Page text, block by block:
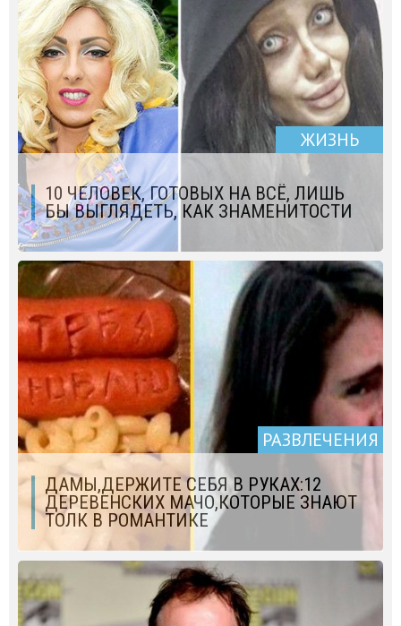
ЖИЗНЬ
10 ЧЕЛОВЕК, ГОТОВЫХ НА ВСЁ, ЛИШЬ
БЫ ВЫГЛЯДЕТЬ, КАК ЗНАМЕНИТОСТИ
РАЗВЛЕЧЕНИЯ
ДАМЫ,ДЕРЖИТЕ СЕБЯ В РУКАХ:12
ДЕРЕВЕНСКИХ МАЧО,КОТОРЫЕ ЗНАЮТ
ТОЛК В РОМАНТИКЕ